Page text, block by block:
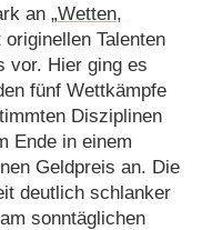
an „Wetten,
Talenten
vor. Hier ging es
fünf Wettkämpfe
Disziplinen
Ende in einem
Geldpreis an. Die
deutlich schlanker
sonntäglichen